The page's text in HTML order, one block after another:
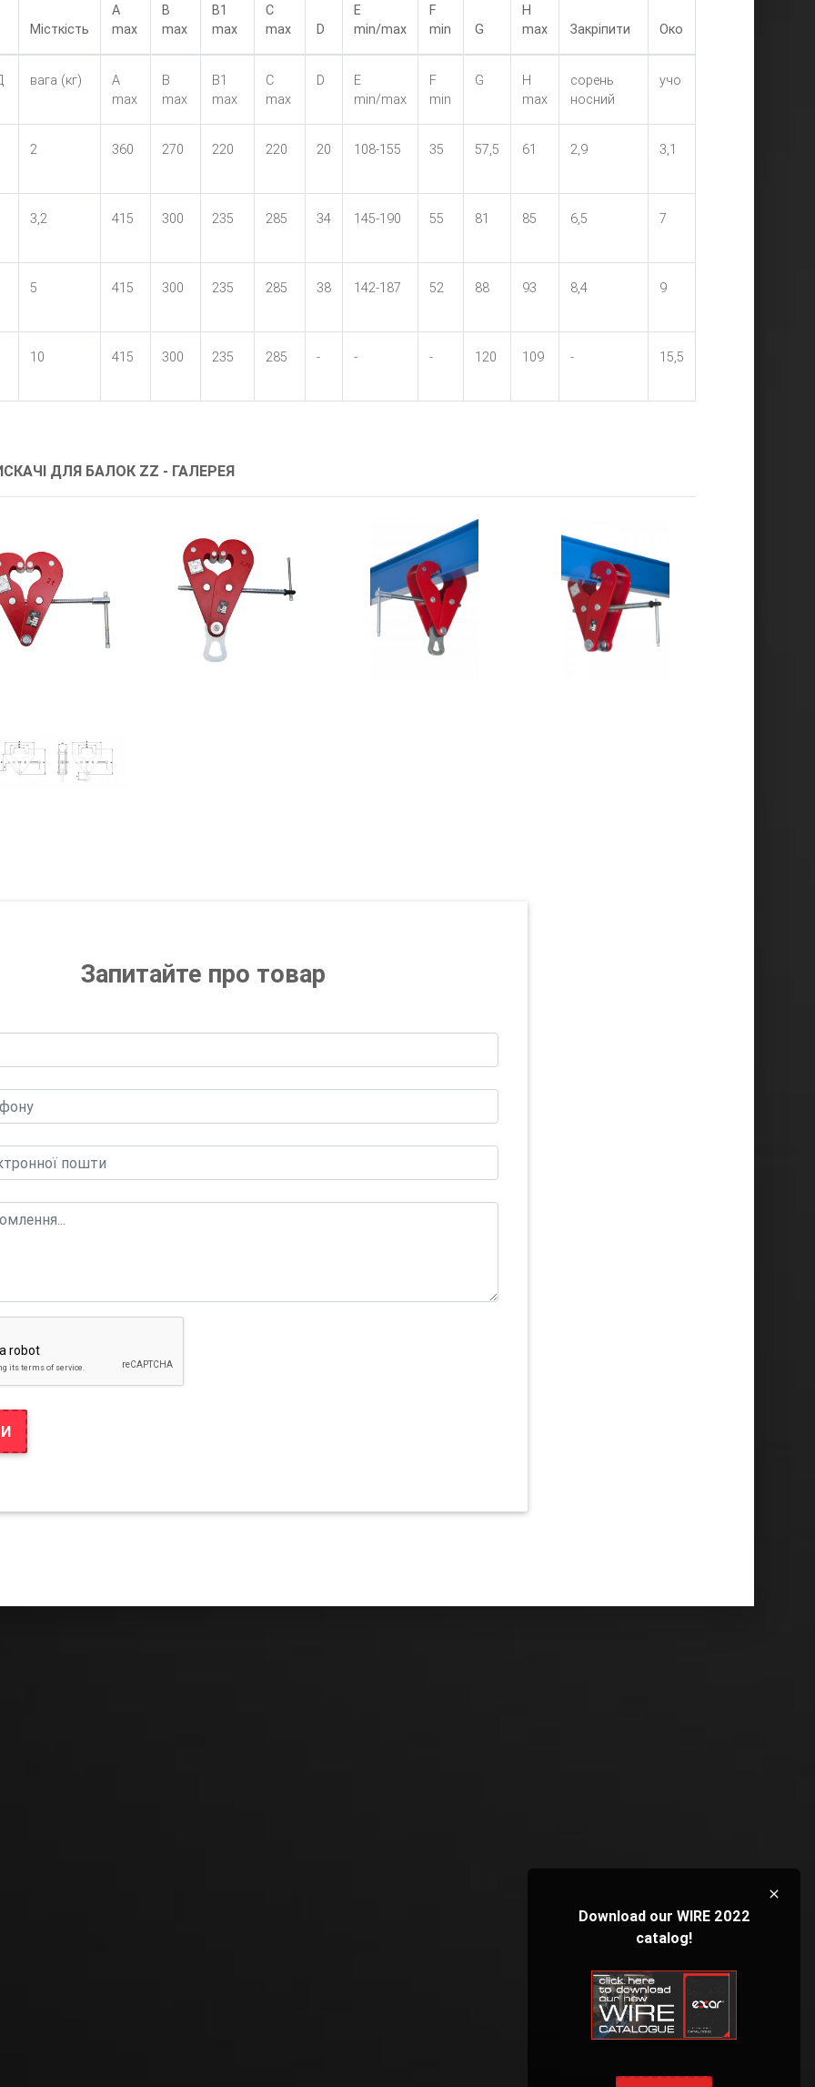
Місткість
A
max
B
max
B1
max
C
max
D
E
min/max
F
min
G
H
max
Закріпити Око
вага (кг)
A
max
B
max
B1
max
C
max
D
E
min/max
F
min
G
H
max
сорень
носний
учо
2 360 270 220 220 20 108-155 35 57,5 61 2,9 3,1
3,2 415 300 235 285 34 145-190 55 81 85 6,5 7
5 415 300 235 285 38 142-187 52 88 93 8,4 9
10 415 300 235 285 - - - 120 109 - 15,5
ДЛЯ БАЛОК ZZ - ГАЛЕРЕЯ
Запитайте про товар
Download our WIRE 2022
catalog!